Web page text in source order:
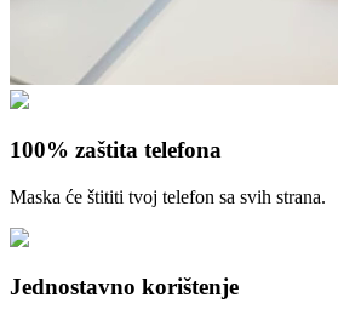
100% zaštita telefona
Maska će štititi tvoj telefon sa svih strana.
Jednostavno korištenje